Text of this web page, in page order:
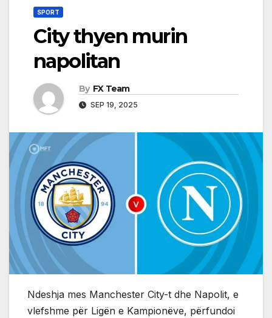
SPORT
City thyen murin
napolitan
By FX Team
SEP 19, 2025
Ndeshja mes Manchester City-t dhe Napolit, e
vlefshme për Ligën e Kampionëve, përfundoi